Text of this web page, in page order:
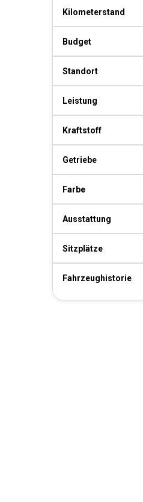
Kilometerstand
Budget
Standort
Leistung
Kraftstoff
Getriebe
Farbe
Ausstattung
Sitzplätze
Fahrzeughistorie